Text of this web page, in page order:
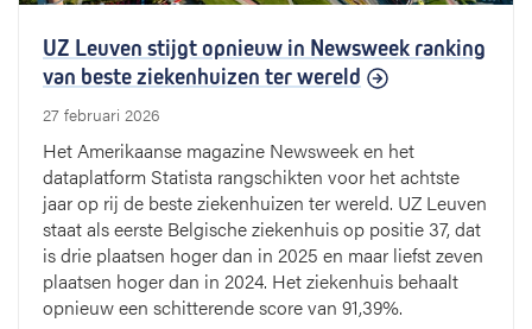
UZ Leuven stijgt opnieuw in Newsweek ranking
van beste ziekenhuizen ter wereld
27 februari 2026
Het Amerikaanse magazine Newsweek en het
dataplatform Statista rangschikten voor het achtste
jaar op rij de beste ziekenhuizen ter wereld. UZ Leuven
staat als eerste Belgische ziekenhuis op positie 37, dat
is drie plaatsen hoger dan in 2025 en maar liefst zeven
plaatsen hoger dan in 2024. Het ziekenhuis behaalt
opnieuw een schitterende score van 91,39%.